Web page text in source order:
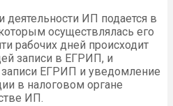
ИП подается в
осуществлялась его
рабочих дней происходит
записи в ЕГРИП, и
записи ЕГРИП и уведомление
в налоговом органе
ИП.